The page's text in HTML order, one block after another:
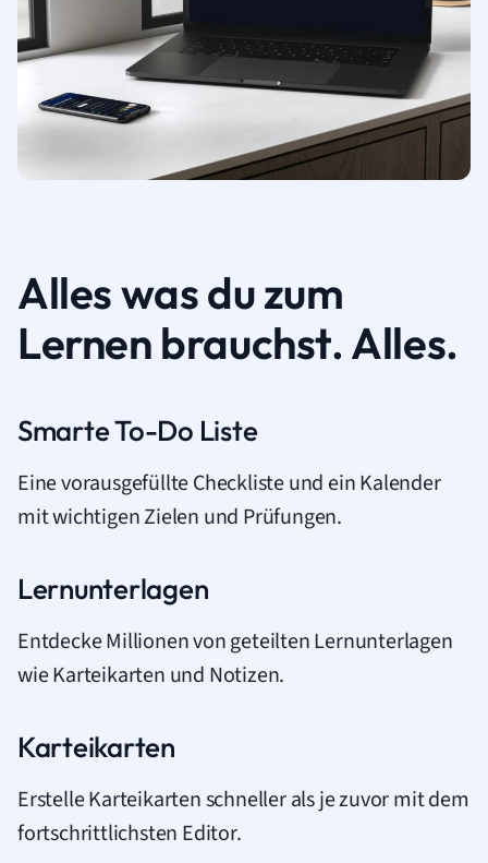
Alles was du zum
Lernen brauchst. Alles.
Smarte To-Do Liste
Eine vorausgefüllte Checkliste und ein Kalender
mit wichtigen Zielen und Prüfungen.
Lernunterlagen
Entdecke Millionen von geteilten Lernunterlagen
wie Karteikarten und Notizen.
Karteikarten
Erstelle Karteikarten schneller als je zuvor mit dem
fortschrittlichsten Editor.